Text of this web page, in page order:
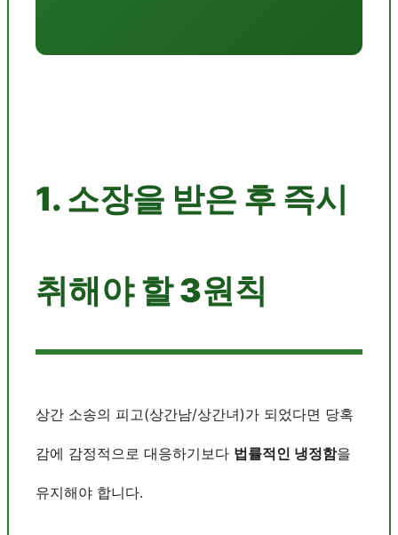
1. 소장을 받은 후 즉시
취해야 할 3원칙
상간 소송의 피고(상간남/상간녀)가 되었다면 당혹
감에 감정적으로 대응하기보다 법률적인 냉정함을
유지해야 합니다.